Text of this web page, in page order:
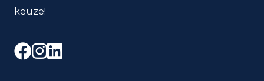
keuze!
Facebook
Instagram
LinkedIn